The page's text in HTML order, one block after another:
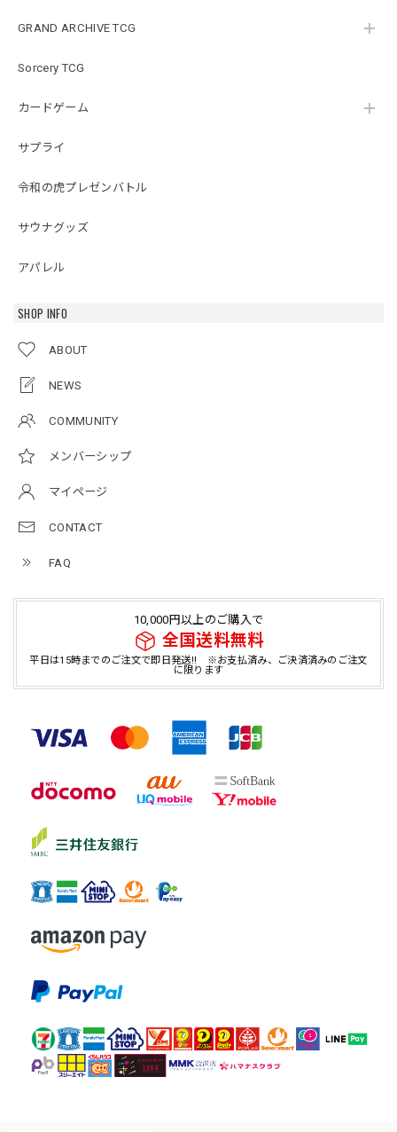
GRAND ARCHIVE TCG
Sorcery TCG
カードゲーム
サプライ
令和の虎プレゼンバトル
サウナグッズ
アパレル
SHOP INFO
ABOUT
NEWS
COMMUNITY
メンバーシップ
マイページ
CONTACT
FAQ
10,000円以上のご購入で
全国送料無料
平日は15時までのご注文で即日発送!! ※お支払済み、ご決済済みのご注文
に限ります